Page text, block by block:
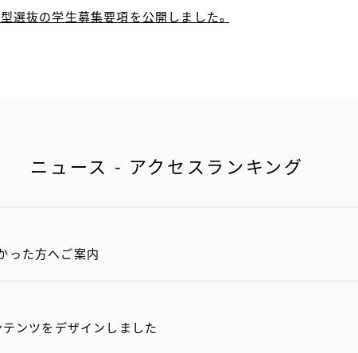
選抜の学生募集要項を公開しました。
ニュース - アクセスランキング
った方へご案内
テンツをデザインしました